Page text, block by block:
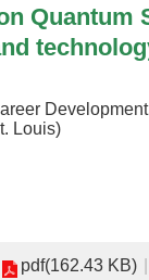
Louis)
pdf(162.43 KB)